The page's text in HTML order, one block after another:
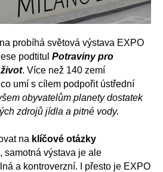
probíhá světová výstava EXPO
podtitul Potraviny pro
. Více než 140 zemí
umí s cílem podpořit ústřední
obyvatelům planety dostatek
zdrojů jídla a pitné vody.
na klíčové otázky
, samotná výstava je ale
a kontroverzní. I přesto je EXPO